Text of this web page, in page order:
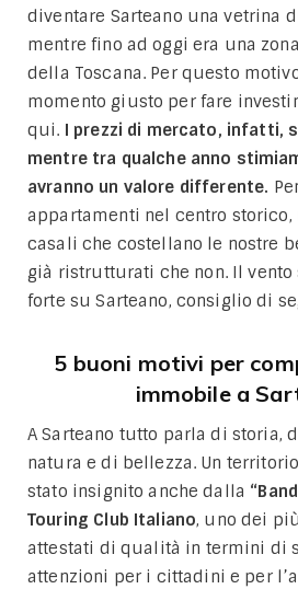
diventare Sarteano una vetrina
mentre fino ad oggi era una
della Toscana. Per questo
momento giusto per fare
qui. I prezzi di mercato, infatti,
mentre tra qualche anno
avranno un valore differente.
appartamenti nel centro storico,
casali che costellano le nostre
già ristrutturati che non. Il vento
forte su Sarteano, consiglio di
5 buoni motivi per
immobile a
A Sarteano tutto parla di storia,
natura e di bellezza. Un
stato insignito anche dalla
Touring Club Italiano, uno dei
attestati di qualità in termini di
attenzioni per i cittadini e per